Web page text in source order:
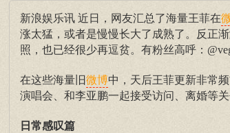
新浪娱乐讯 近日，网友汇总了海量王菲在
涨太猛，或者是慢慢长大了成熟了。反正
照，也已经很少再逗贫。有粉丝高呼：
在这些海量旧微博中，天后王菲更新非常
演唱会、和李亚鹏一起接受访问、离婚等
日常感叹篇